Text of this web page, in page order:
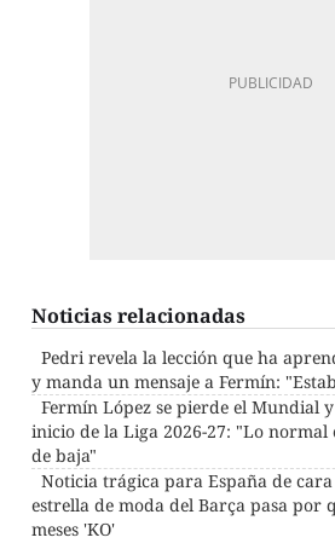
Noticias relacionadas
Pedri revela la lección que ha
y manda un mensaje a Fermín:
Fermín López se pierde el Mundial
inicio de la Liga 2026-27: "Lo normal
de baja"
Noticia trágica para España de
estrella de moda del Barça pasa por
meses 'KO'